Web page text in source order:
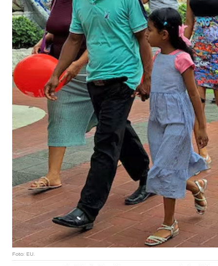
Foto: EU.